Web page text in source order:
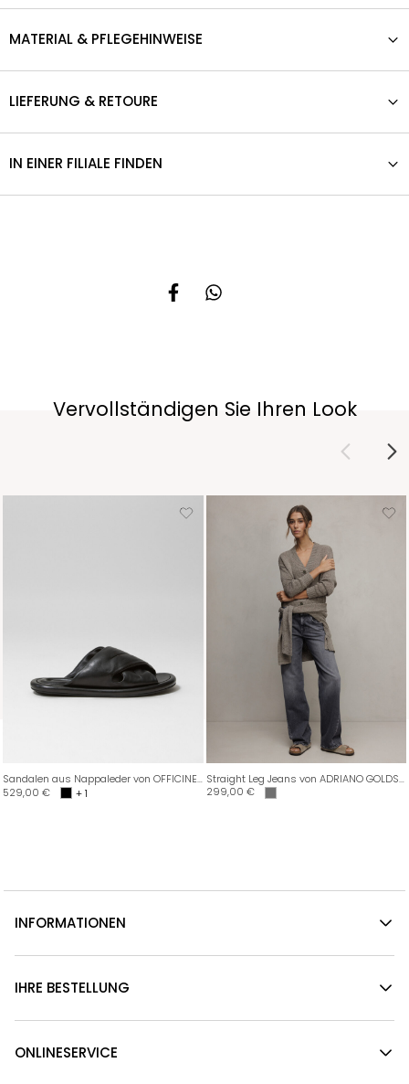
MATERIAL & PFLEGEHINWEISE
LIEFERUNG & RETOURE
IN EINER FILIALE FINDEN
Vervollständigen Sie Ihren Look
Sandalen aus Nappaleder von OFFICINE CREATIVE
529,00 € + 1
Straight Leg Jeans von ADRIANO GOLDSCHMIED
299,00 €
INFORMATIONEN
IHRE BESTELLUNG
ONLINESERVICE